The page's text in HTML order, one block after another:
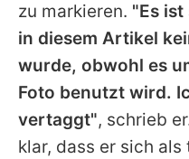
zu markieren. "Es
in diesem Artikel
wurde, obwohl es
Foto benutzt wird.
vertaggt", schrieb
klar, dass er sich